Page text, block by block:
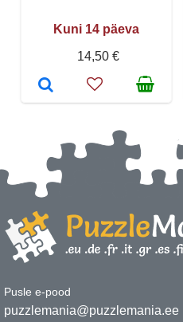
Kuni 14 päeva
14,50 €
Pusle e-pood
puzzlemania@puzzlemania.ee